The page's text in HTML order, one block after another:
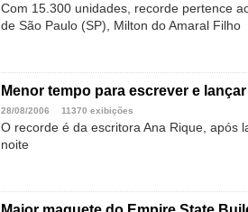
Com 15.300 unidades, recorde pertence
de São Paulo (SP), Milton do Amaral Filho
Menor tempo para escrever e
28/08/2006 11370 exibições
O recorde é da escritora Ana Rique, após
noite